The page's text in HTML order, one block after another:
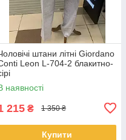
штани літні Giordano
Leon L-704-2 блакитно-
наявності
215 ₴ 1 350 ₴
Купити